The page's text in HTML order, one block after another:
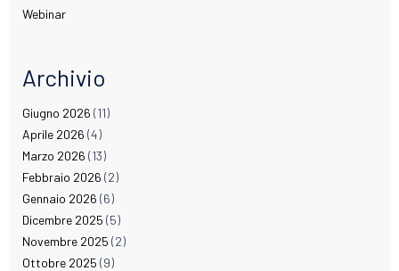
Webinar
Archivio
Giugno 2026 (11)
Aprile 2026 (4)
Marzo 2026 (13)
Febbraio 2026 (2)
Gennaio 2026 (6)
Dicembre 2025 (5)
Novembre 2025 (2)
Ottobre 2025 (9)